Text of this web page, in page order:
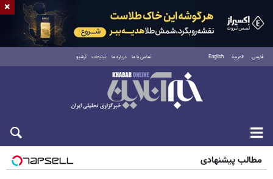
فارسی العربية English تماس با ما درباره ما تبلیغات آرشیو
جمعه ۱۶ مرداد ۱۴۰۵
مطالب پیشنهادی
×